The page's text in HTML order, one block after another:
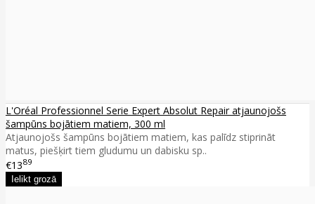
L'Oréal Professionnel Serie Expert Absolut Repair atjaunojošs
šampūns bojātiem matiem, 300 ml
Atjaunojošs šampūns bojātiem matiem, kas palīdz stiprināt
matus, piešķirt tiem gludumu un dabisku sp..
€1389